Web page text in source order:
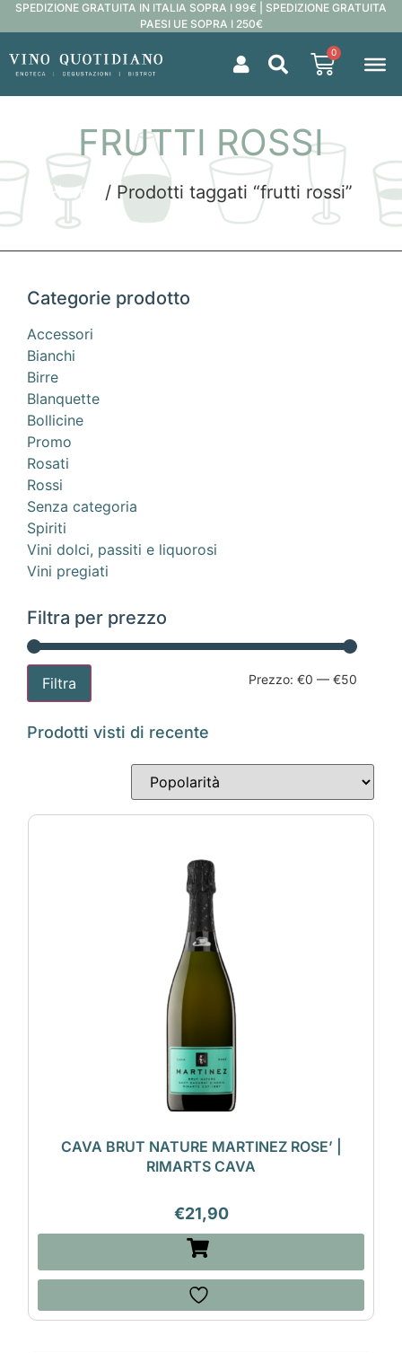
SPEDIZIONE GRATUITA IN ITALIA SOPRA I 99€ | SPEDIZIONE GRATUITA
PAESI UE SOPRA I 250€
0
FRUTTI ROSSI
Home / Prodotti taggati “frutti rossi”
Categorie prodotto
Accessori
Bianchi
Birre
Blanquette
Bollicine
Promo
Rosati
Rossi
Senza categoria
Spiriti
Vini dolci, passiti e liquorosi
Vini pregiati
Filtra per prezzo
Filtra Prezzo: €0 — €50
Prodotti visti di recente
CAVA BRUT NATURE MARTINEZ ROSE’ |
RIMARTS CAVA
€21,90